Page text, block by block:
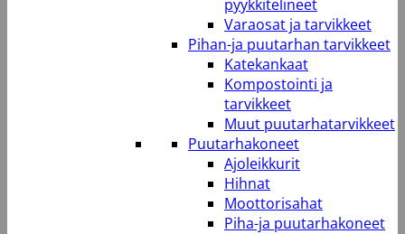
pyykkitelineet
Varaosat ja tarvikkeet
Pihan-ja puutarhan tarvikkeet
Katekankaat
Kompostointi ja
tarvikkeet
Muut puutarhatarvikkeet
Puutarhakoneet
Ajoleikkurit
Hihnat
Moottorisahat
Piha-ja puutarhakoneet